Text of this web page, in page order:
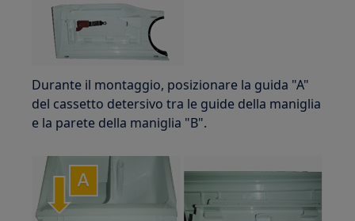
Durante il montaggio, posizionare la guida "A"
del cassetto detersivo tra le guide della maniglia
e la parete della maniglia "B".